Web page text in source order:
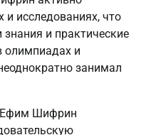
и исследованиях, что
и практические
олимпиадах и
занимал
Ефим Шифрин